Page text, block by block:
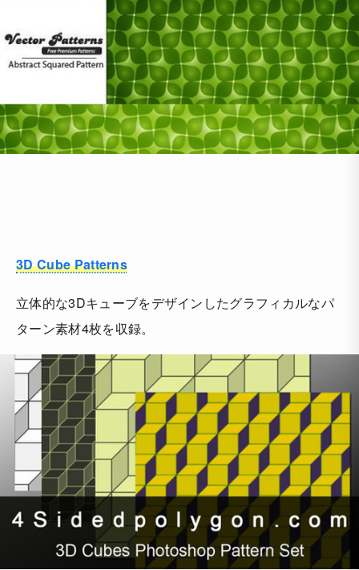
3D Cube Patterns
立体的な3Dキューブをデザインしたグラフィカルなパ
ターン素材4枚を収録。